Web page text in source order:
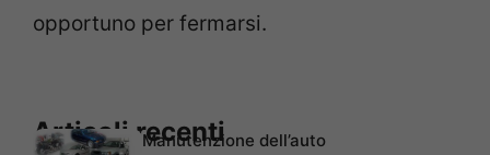
opportuno per fermarsi.
Articoli recentiManutenzione dell’auto